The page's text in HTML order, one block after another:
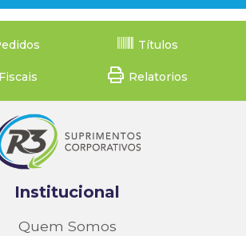
Títulos
Relatorios
Institucional
Quem Somos